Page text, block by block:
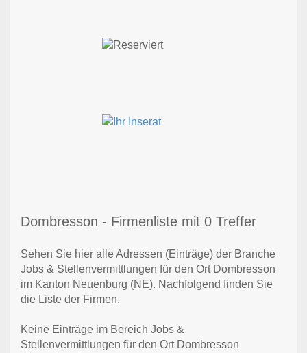
Dombresson - Firmenliste mit 0 Treffer
Sehen Sie hier alle Adressen (Einträge) der Branche
Jobs & Stellenvermittlungen für den Ort Dombresson
im Kanton Neuenburg (NE). Nachfolgend finden Sie
die Liste der Firmen.
Keine Einträge im Bereich Jobs &
Stellenvermittlungen für den Ort Dombresson